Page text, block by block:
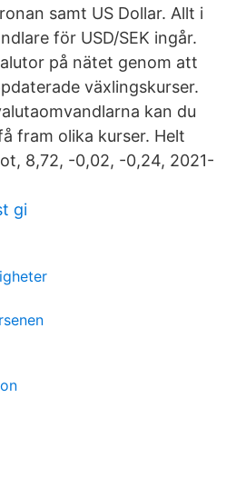
samt US Dollar. Allt i
för USD/SEK ingår.
på nätet genom att
växlingskurser.
kan du
fram olika kurser. Helt
8,72, -0,02, -0,24, 2021-
gi